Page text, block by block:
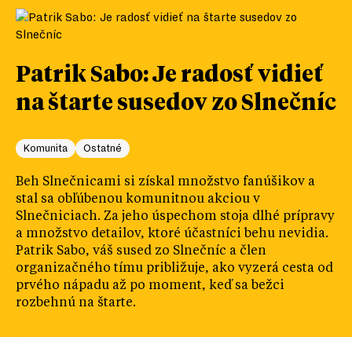
Patrik Sabo: Je radosť vidieť
na štarte susedov zo Slnečníc
Komunita Ostatné
Beh Slnečnicami si získal množstvo fanúšikov a
stal sa obľúbenou komunitnou akciou v
Slnečniciach. Za jeho úspechom stoja dlhé prípravy
a množstvo detailov, ktoré účastníci behu nevidia.
Patrik Sabo, váš sused zo Slnečníc a člen
organizačného tímu približuje, ako vyzerá cesta od
prvého nápadu až po moment, keď sa bežci
rozbehnú na štarte.